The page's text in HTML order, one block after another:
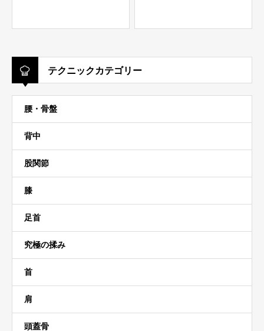
テクニックカテゴリー
腰・骨盤
背中
股関節
膝
足首
究極の揉み
首
肩
頭蓋骨